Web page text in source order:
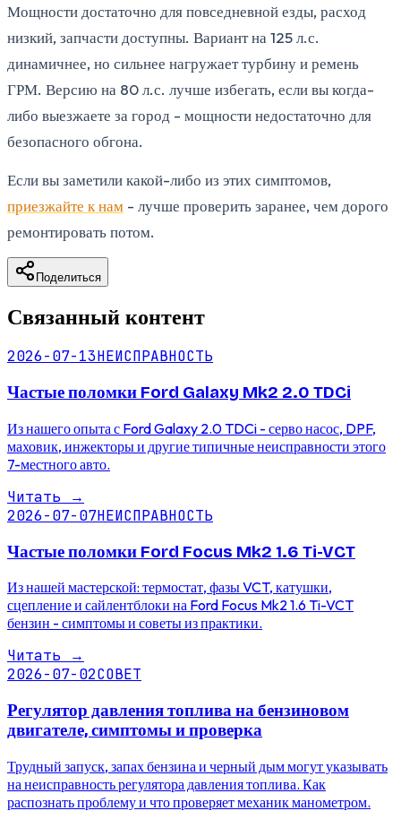
Мощности достаточно для повседневной езды, расход
низкий, запчасти доступны. Вариант на 125 л.с.
динамичнее, но сильнее нагружает турбину и ремень
ГРМ. Версию на 80 л.с. лучше избегать, если вы когда-
либо выезжаете за город - мощности недостаточно для
безопасного обгона.
Если вы заметили какой-либо из этих симптомов,
приезжайте к нам - лучше проверить заранее, чем дорого
ремонтировать потом.
Поделиться
Связанный контент
2026-07-13НЕИСПРАВНОСТЬ
Частые поломки Ford Galaxy Mk2 2.0 TDCi
Из нашего опыта с Ford Galaxy 2.0 TDCi - серво насос, DPF,
маховик, инжекторы и другие типичные неисправности этого
7-местного авто.
Читать →
2026-07-07НЕИСПРАВНОСТЬ
Частые поломки Ford Focus Mk2 1.6 Ti-VCT
Из нашей мастерской: термостат, фазы VCT, катушки,
сцепление и сайлентблоки на Ford Focus Mk2 1.6 Ti-VCT
бензин - симптомы и советы из практики.
Читать →
2026-07-02СОВЕТ
Регулятор давления топлива на бензиновом
двигателе, симптомы и проверка
Трудный запуск, запах бензина и черный дым могут указывать
на неисправность регулятора давления топлива. Как
распознать проблему и что проверяет механик манометром.